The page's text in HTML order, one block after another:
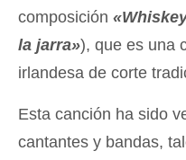
composición
la jarra»), que es una
irlandesa de corte
Esta canción ha sido
cantantes y bandas,